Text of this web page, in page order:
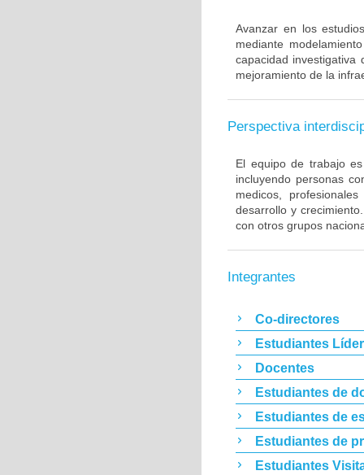
Avanzar en los
mediante
capacidad
mejoramiento de la
Perspectiva
El equipo de trabajo
incluyendo personas
medicos,
desarrollo y
con otros grupos
Integrantes
Co-directores
Estudiantes
Docentes
Estudiantes de
Estudiantes de
Estudiantes de
Estudiantes